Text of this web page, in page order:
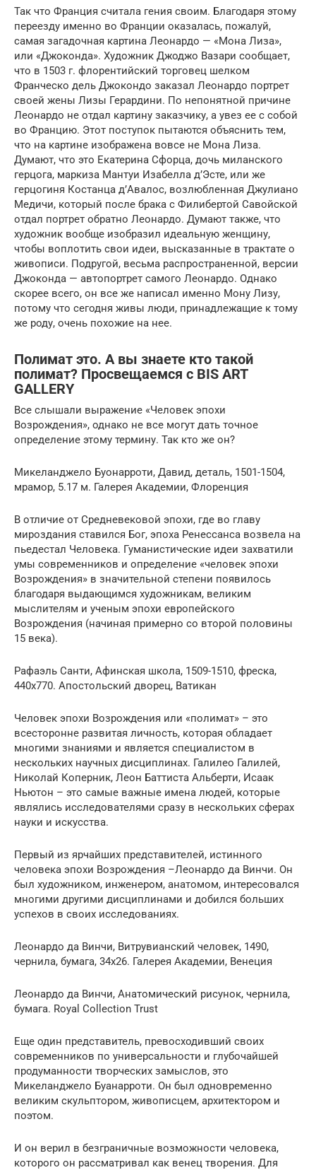
Так что Франция считала гения своим. Благодаря этому
переезду именно во Франции оказалась, пожалуй,
самая загадочная картина Леонардо — «Мона Лиза»,
или «Джоконда». Художник Джоджо Вазари сообщает,
что в 1503 г. флорентийский торговец шелком
Франческо дель Джокондо заказал Леонардо портрет
своей жены Лизы Герардини. По непонятной причине
Леонардо не отдал картину заказчику, а увез ее с собой
во Францию. Этот поступок пытаются объяснить тем,
что на картине изображена вовсе не Мона Лиза.
Думают, что это Екатерина Сфорца, дочь миланского
герцога, маркиза Мантуи Изабелла д’Эсте, или же
герцогиня Костанца д’Авалос, возлюбленная Джулиано
Медичи, который после брака с Филибертой Савойской
отдал портрет обратно Леонардо. Думают также, что
художник вообще изобразил идеальную женщину,
чтобы воплотить свои идеи, высказанные в трактате о
живописи. Подругой, весьма распространенной, версии
Джоконда — автопортрет самого Леонардо. Однако
скорее всего, он все же написал именно Мону Лизу,
потому что сегодня живы люди, принадлежащие к тому
же роду, очень похожие на нее.
Полимат это. А вы знаете кто такой
полимат? Просвещаемся с BIS ART
GALLERY
Все слышали выражение «Человек эпохи
Возрождения», однако не все могут дать точное
определение этому термину. Так кто же он?
Микеланджело Буонарроти, Давид, деталь, 1501-1504,
мрамор, 5.17 м. Галерея Академии, Флоренция
В отличие от Средневековой эпохи, где во главу
мироздания ставился Бог, эпоха Ренессанса возвела на
пьедестал Человека. Гуманистические идеи захватили
умы современников и определение «человек эпохи
Возрождения» в значительной степени появилось
благодаря выдающимся художникам, великим
мыслителям и ученым эпохи европейского
Возрождения (начиная примерно со второй половины
15 века).
Рафаэль Санти, Афинская школа, 1509-1510, фреска,
440х770. Апостольский дворец, Ватикан
Человек эпохи Возрождения или «полимат» – это
всесторонне развитая личность, которая обладает
многими знаниями и является специалистом в
нескольких научных дисциплинах. Галилео Галилей,
Николай Коперник, Леон Баттиста Альберти, Исаак
Ньютон – это самые важные имена людей, которые
являлись исследователями сразу в нескольких сферах
науки и искусства.
Первый из ярчайших представителей, истинного
человека эпохи Возрождения –Леонардо да Винчи. Он
был художником, инженером, анатомом, интересовался
многими другими дисциплинами и добился больших
успехов в своих исследованиях.
Леонардо да Винчи, Витрувианский человек, 1490,
чернила, бумага, 34х26. Галерея Академии, Венеция
Леонардо да Винчи, Анатомический рисунок, чернила,
бумага. Royal Collection Trust
Еще один представитель, превосходивший своих
современников по универсальности и глубочайшей
продуманности творческих замыслов, это
Микеланджело Буанарроти. Он был одновременно
великим скульптором, живописцем, архитектором и
поэтом.
И он верил в безграничные возможности человека,
которого он рассматривал как венец творения. Для